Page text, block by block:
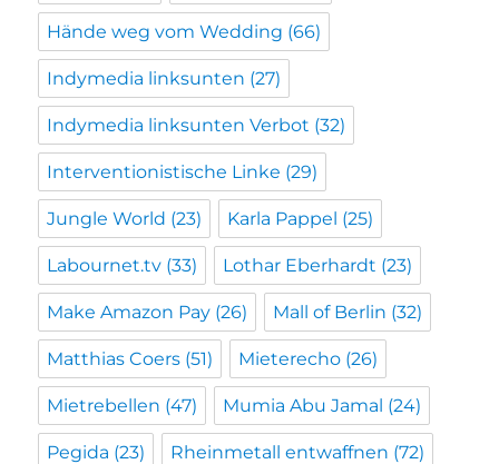
Hände weg vom Wedding (66)
Indymedia linksunten (27)
Indymedia linksunten Verbot (32)
Interventionistische Linke (29)
Jungle World (23) Karla Pappel (25)
Labournet.tv (33) Lothar Eberhardt (23)
Make Amazon Pay (26) Mall of Berlin (32)
Matthias Coers (51) Mieterecho (26)
Mietrebellen (47) Mumia Abu Jamal (24)
Pegida (23) Rheinmetall entwaffnen (72)